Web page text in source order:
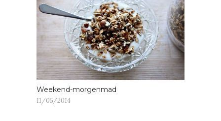
Weekend-morgenmad
11/05/2014